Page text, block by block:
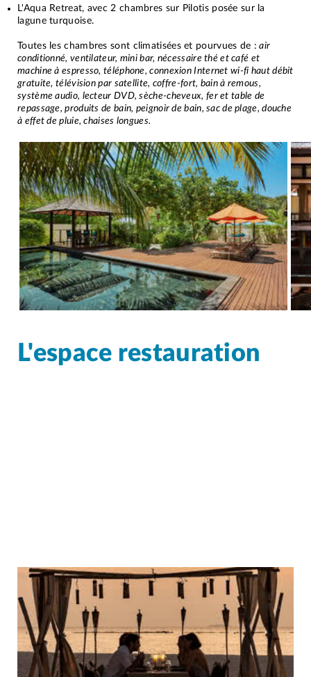
L'Aqua Retreat, avec 2 chambres sur Pilotis posée sur la
lagune turquoise.
Toutes les chambres sont climatisées et pourvues de : air
conditionné, ventilateur, mini bar, nécessaire thé et café et
machine à espresso, téléphone, connexion Internet wi-fi haut débit
gratuite, télévision par satellite, coffre-fort, bain à remous,
système audio, lecteur DVD, sèche-cheveux, fer et table de
repassage, produits de bain, peignoir de bain, sac de plage, douche
à effet de pluie, chaises longues.
L'espace restauration